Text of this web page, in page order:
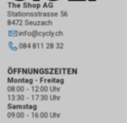
The Shop AG
Stationsstrasse 56
8472 Seuzach
info@cycly.ch
084 811 28 32
ÖFFNUNGSZEITEN
Montag - Freitag
08:00 - 12:00 Uhr
13:30 - 17:30 Uhr
Samstag
09:00 - 16:00 Uhr